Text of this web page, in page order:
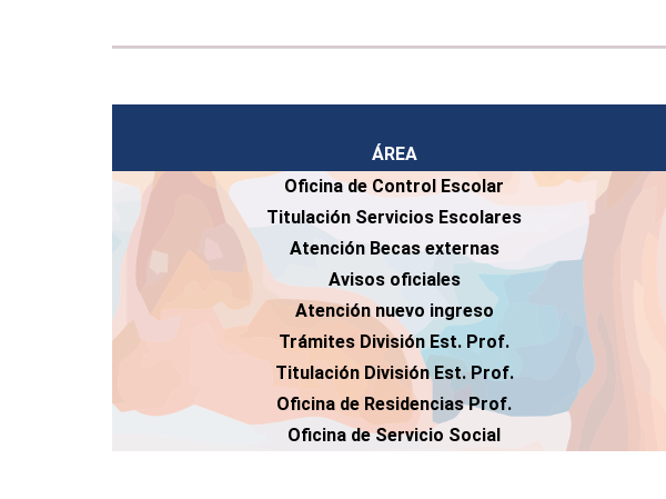
ÁREA
Oficina de Control Escolar
Titulación Servicios Escolares
Atención Becas externas
Avisos oficiales
Atención nuevo ingreso
Trámites División Est. Prof.
Titulación División Est. Prof.
Oficina de Residencias Prof.
Oficina de Servicio Social